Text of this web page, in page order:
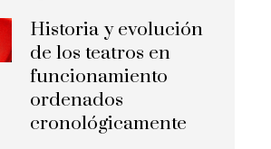
Historia y evolución
de los teatros en
funcionamiento
ordenados
cronológicamente